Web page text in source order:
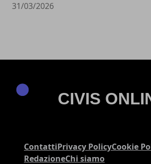
31/03/2026
ContattiPrivacy PolicyCookie
RedazioneChi siamo